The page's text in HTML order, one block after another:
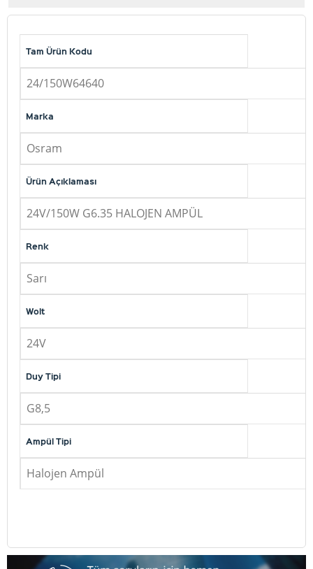
Tam Ürün Kodu
24/150W64640
Marka
Osram
Ürün Açıklaması
24V/150W G6.35 HALOJEN AMPÜL
Renk
Sarı
Wolt
24V
Duy Tipi
G8,5
Ampül Tipi
Halojen Ampül